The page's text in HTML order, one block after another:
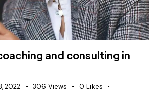
and consulting in
2022 306 Views 0 Likes